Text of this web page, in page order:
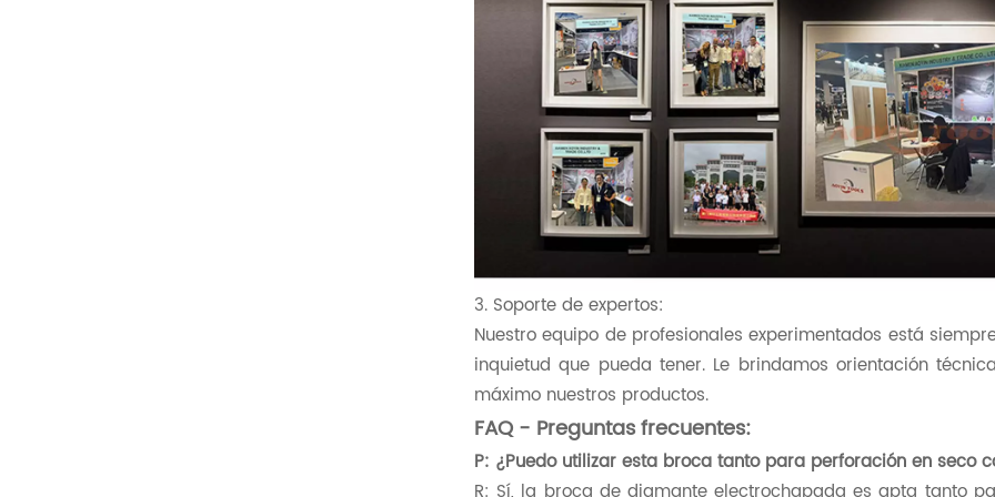
3. Soporte de expertos:
Nuestro equipo de profesionales experimentados está
inquietud que pueda tener. Le brindamos orientación
máximo nuestros productos.
FAQ - Preguntas frecuentes:
P: ¿Puedo utilizar esta broca tanto para perforación en seco